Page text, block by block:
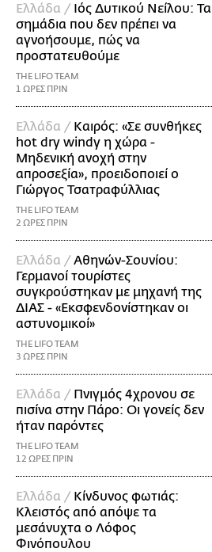
Ελλάδα / Ιός Δυτικού Νείλου: Τα
σημάδια που δεν πρέπει να
αγνοήσουμε, πώς να
προστατευθούμε
THE LIFO TEAM
1 ΩΡΕΣ ΠΡΙΝ
Ελλάδα / Καιρός: «Σε συνθήκες
hot dry windy η χώρα -
Μηδενική ανοχή στην
απροσεξία», προειδοποιεί ο
Γιώργος Τσατραφύλλιας
THE LIFO TEAM
2 ΩΡΕΣ ΠΡΙΝ
Ελλάδα /Αθηνών-Σουνίου:
Γερμανοί τουρίστες
συγκρούστηκαν με μηχανή της
ΔΙΑΣ - «Εκσφενδονίστηκαν οι
αστυνομικοί»
THE LIFO TEAM
3 ΩΡΕΣ ΠΡΙΝ
Ελλάδα / Πνιγμός 4χρονου σε
πισίνα στην Πάρο: Οι γονείς δεν
ήταν παρόντες
THE LIFO TEAM
12 ΩΡΕΣ ΠΡΙΝ
Ελλάδα / Κίνδυνος φωτιάς:
Κλειστός από απόψε τα
μεσάνυχτα ο Λόφος
Φινόπουλου